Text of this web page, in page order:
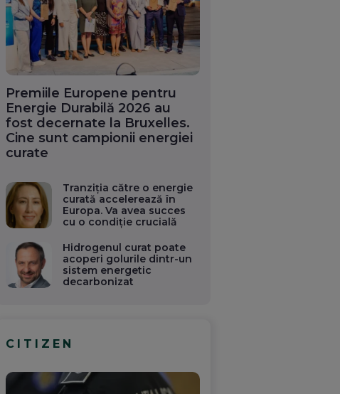
Premiile Europene pentru
Energie Durabilă 2026 au
fost decernate la Bruxelles.
Cine sunt campionii energiei
curate
Tranziția către o energie
curată accelerează în
Europa. Va avea succes
cu o condiție crucială
Hidrogenul curat poate
acoperi golurile dintr-un
sistem energetic
decarbonizat
CITIZEN